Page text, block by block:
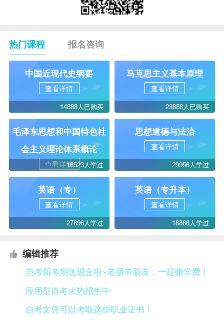
热门课程 报名咨询
中国近现代史纲要
查看详情
14888人已购买
马克思主义基本原理
查看详情
23888人已购买
毛泽东思想和中国特色社
会主义理论体系概论
查看详情16523人学过
思想道德与法治
查看详情
29956人学过
英语（专）
查看详情
27896人学过
英语（专升本）
查看详情
18866人学过
编辑推荐
自考新考期送现金啦~老朋带新友，一起赚学费！
应用型自考火热招生中
自考文凭可以考取这些职业证书！